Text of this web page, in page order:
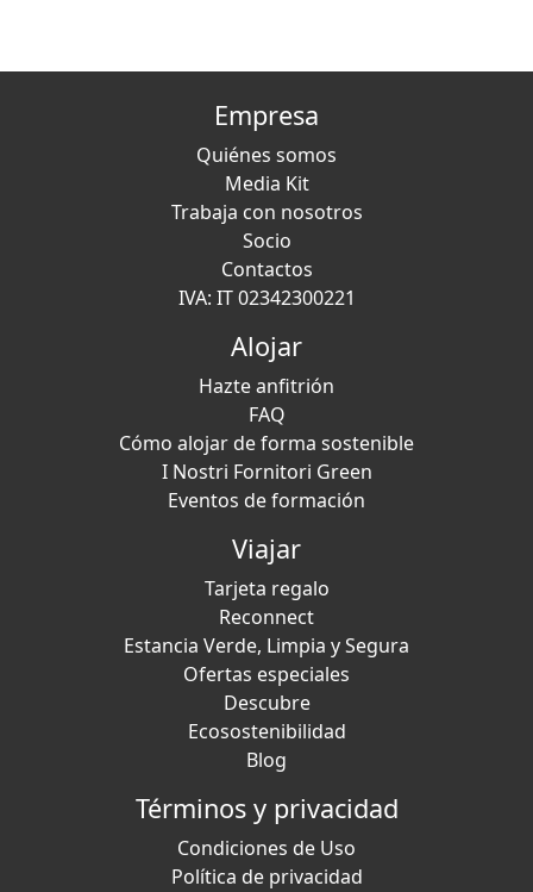
Empresa
Quiénes somos
Media Kit
Trabaja con nosotros
Socio
Contactos
IVA: IT 02342300221
Alojar
Hazte anfitrión
FAQ
Cómo alojar de forma sostenible
I Nostri Fornitori Green
Eventos de formación
Viajar
Tarjeta regalo
Reconnect
Estancia Verde, Limpia y Segura
Ofertas especiales
Descubre
Ecosostenibilidad
Blog
Términos y privacidad
Condiciones de Uso
Política de privacidad